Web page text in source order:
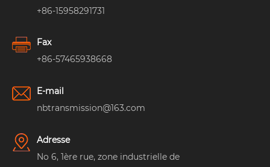
+86-15958291731
Fax
+86-57465938668
E-mail
nbtransmission@163.com
Adresse
No 6, 1ère rue, zone industrielle de